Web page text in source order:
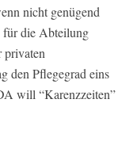
nicht genügend
für die Abteilung
privaten
den Pflegegrad eins
will “Karenzzeiten”